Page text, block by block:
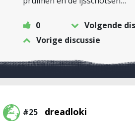
0
Volgende
Vorige discussie
#25 dreadloki